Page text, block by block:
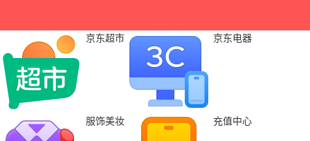
京东超市 京东电器
服饰美妆 充值中心